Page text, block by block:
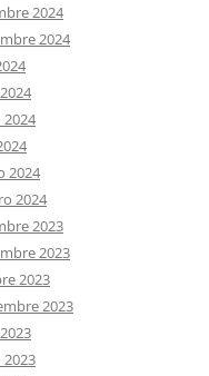
2024
2024
2024
2024
2023
2023
2023
2023